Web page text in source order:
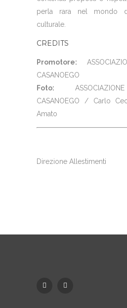
perla rara nel mondo
culturale.
CREDITS
Promotore:
CASANOEGO
Foto:
CASANOEGO / Carlo
Amato
Direzione Allestimenti